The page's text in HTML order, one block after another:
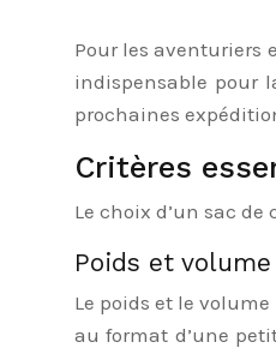
Pour les aventuriers
indispensable pour
prochaines
Critères
Le choix d’un sac
Poids et
Le poids et le
au format d’une